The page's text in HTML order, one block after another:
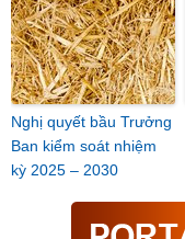
Nghị quyết bầu Trưởng
Ban kiểm soát nhiệm
kỳ 2025 – 2030